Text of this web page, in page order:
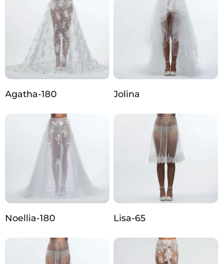
Agatha-180 Jolina
Noellia-180 Lisa-65